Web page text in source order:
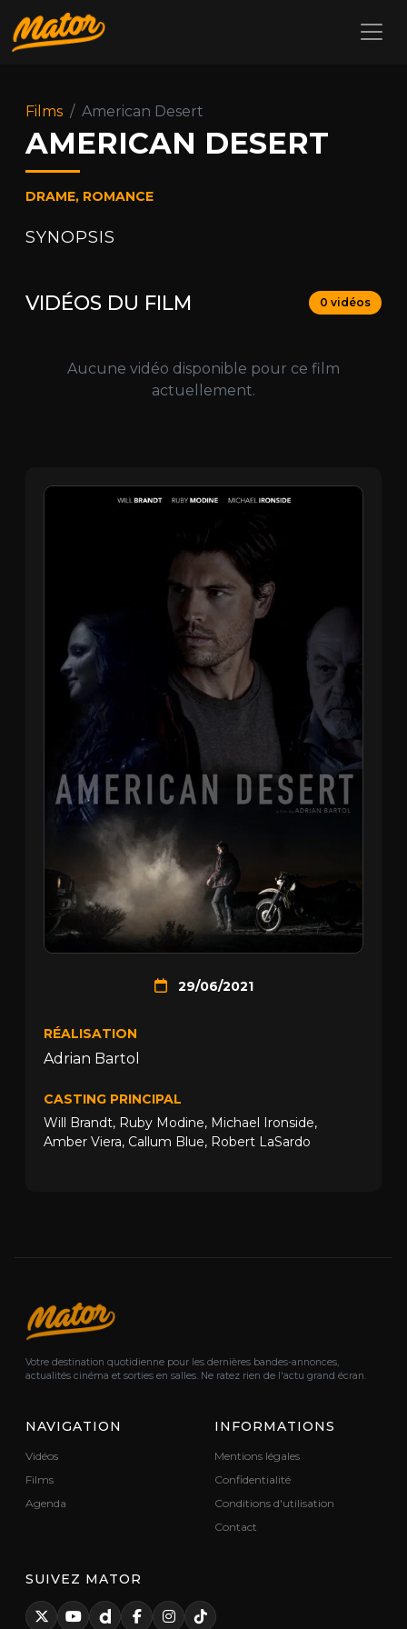
Films American Desert
AMERICAN DESERT
DRAME, ROMANCE
SYNOPSIS
VIDÉOS DU FILM 0 vidéos
Aucune vidéo disponible pour ce film
actuellement.
29/06/2021
RÉALISATION
Adrian Bartol
CASTING PRINCIPAL
Will Brandt, Ruby Modine, Michael Ironside,
Amber Viera, Callum Blue, Robert LaSardo
Votre destination quotidienne pour les dernières bandes-annonces,
actualités cinéma et sorties en salles. Ne ratez rien de l'actu grand écran.
NAVIGATION
Vidéos
Films
Agenda
INFORMATIONS
Mentions légales
Confidentialité
Conditions d'utilisation
Contact
SUIVEZ MATOR